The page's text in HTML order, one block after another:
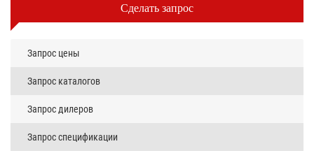
Сделать запрос
Запрос цены
Запрос каталогов
Запрос дилеров
Запрос спецификации